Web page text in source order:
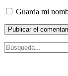
Guarda mi